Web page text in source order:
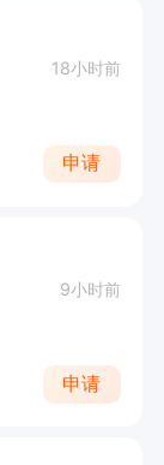
18小时前
申请
9小时前
申请